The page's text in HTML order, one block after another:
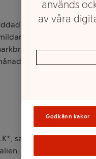
hårdost från
än kusinen
eller som
salt, löpe
används
av våra
Godkänn kakor